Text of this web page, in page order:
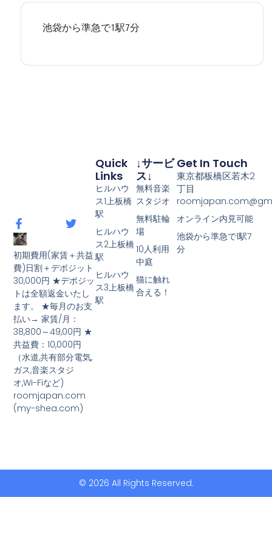
初期費用(家賃＋共益
費)日割＋デポジット
30,000円 ★デポジッ
トは全額返金いたし
ます。 ★毎月のお支
払い→ 家賃/月：
38,800～49,00円 ★
共益費：10,000円
（水道,共有部分電気,
ガス,音楽スタジ
オ,Wi-Fiなど)
roomjapan.com
(my-shea.com)
↓サービ
ス↓
無料音楽
スタジオ
無料駐輪
場
10人利用
中庭
猫に触れ
合える！
Quick
Links
ヒルハウ
ス1上板橋
駅
ヒルハウ
ス2上板橋
駅
ヒルハウ
ス3上板橋
駅
Get In Touch
東京都板橋区若木2
丁目
オンライン内見可能
池袋から準急で1駅7
分
© 2026 All Rights Reserved.